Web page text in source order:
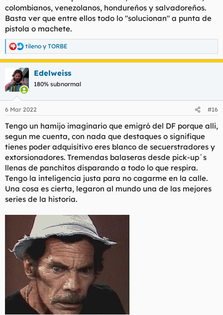
colombianos, venezolanos, hondureños y salvadoreños.
Basta ver que entre ellos todo lo "solucionan" a punta de
pistola o machete.
R
e
a
c
i
e
:
tileno y TORBE
Edelweiss
180% subnormal
6 Mar 2022 #16
Tengo un hamijo imaginario que emigró del DF porque alli,
segun me cuenta, con nada que destaques o signifique
tienes poder adquisitivo eres blanco de secuerstradores y
extorsionadores. Tremendas balaseras desde pick-up´s
llenas de panchitos disparando a todo lo que respira.
Tengo la inteligencia justa para no cagarme en la calle.
Una cosa es cierta, legaron al mundo una de las mejores
series de la historia.